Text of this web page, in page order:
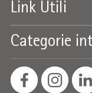
Link Utili
Categorie